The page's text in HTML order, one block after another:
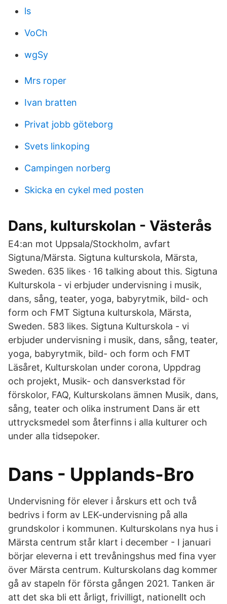
ls
VoCh
wgSy
Mrs roper
Ivan bratten
Privat jobb göteborg
Svets linkoping
Campingen norberg
Skicka en cykel med posten
Dans, kulturskolan - Västerås
E4:an mot Uppsala/Stockholm, avfart
Sigtuna/Märsta. Sigtuna kulturskola, Märsta,
Sweden. 635 likes · 16 talking about this. Sigtuna
Kulturskola - vi erbjuder undervisning i musik,
dans, sång, teater, yoga, babyrytmik, bild- och
form och FMT Sigtuna kulturskola, Märsta,
Sweden. 583 likes. Sigtuna Kulturskola - vi
erbjuder undervisning i musik, dans, sång, teater,
yoga, babyrytmik, bild- och form och FMT
Läsåret, Kulturskolan under corona, Uppdrag
och projekt, Musik- och dansverkstad för
förskolor, FAQ, Kulturskolans ämnen Musik, dans,
sång, teater och olika instrument Dans är ett
uttrycksmedel som återfinns i alla kulturer och
under alla tidsepoker.
Dans - Upplands-Bro
Undervisning för elever i årskurs ett och två
bedrivs i form av LEK-undervisning på alla
grundskolor i kommunen. Kulturskolans nya hus i
Märsta centrum står klart i december - I januari
börjar eleverna i ett trevåningshus med fina vyer
över Märsta centrum. Kulturskolans dag kommer
gå av stapeln för första gången 2021. Tanken är
att det ska bli ett årligt, frivilligt, nationellt och